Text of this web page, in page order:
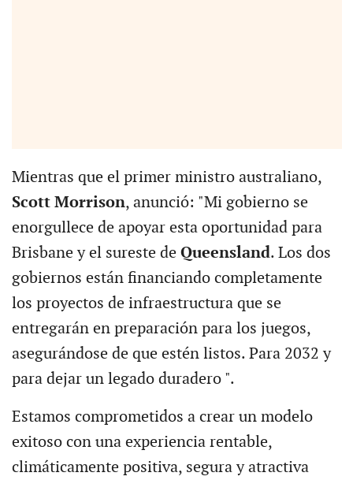
Mientras que el primer ministro australiano,
Scott Morrison, anunció: "Mi gobierno se
enorgullece de apoyar esta oportunidad para
Brisbane y el sureste de Queensland. Los dos
gobiernos están financiando completamente
los proyectos de infraestructura que se
entregarán en preparación para los juegos,
asegurándose de que estén listos. Para 2032 y
para dejar un legado duradero ".
Estamos comprometidos a crear un modelo
exitoso con una experiencia rentable,
climáticamente positiva, segura y atractiva